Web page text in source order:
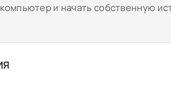
и начать собственную